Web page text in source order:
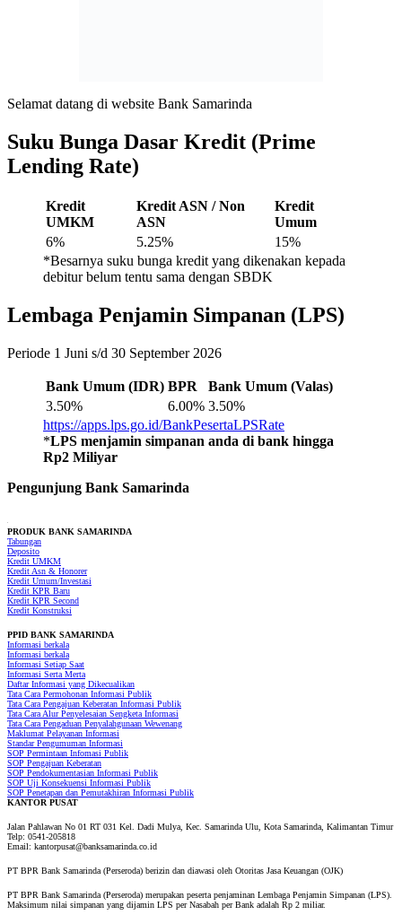
Selamat datang di website Bank Samarinda
Suku Bunga Dasar Kredit (Prime
Lending Rate)
Kredit
UMKM
Kredit ASN / Non
ASN
Kredit
Umum
6%
5.25%
15%
*Besarnya suku bunga kredit yang dikenakan kepada
debitur belum tentu sama dengan SBDK
Lembaga Penjamin Simpanan (LPS)
Periode 1 Juni s/d 30 September 2026
Bank Umum (IDR) BPR
Bank Umum (Valas)
3.50%
6.00% 3.50%
https://apps.lps.go.id/BankPesertaLPSRate
*LPS menjamin simpanan anda di bank hingga
Rp2 Miliyar
Pengunjung Bank Samarinda
PRODUK BANK SAMARINDA
Tabungan
Deposito
Kredit UMKM
Kredit Asn & Honorer
Kredit Umum/Investasi
Kredit KPR Baru
Kredit KPR Second
Kredit Konstruksi
PPID BANK SAMARINDA
Informasi berkala
Informasi berkala
Informasi Setiap Saat
Informasi Serta Merta
Daftar Informasi yang Dikecualikan
Tata Cara Permohonan Informasi Publik
Tata Cara Pengajuan Keberatan Informasi Publik
Tata Cara Alur Penyelesaian Sengketa Informasi
Tata Cara Pengaduan Penyalahgunaan Wewenang
Maklumat Pelayanan Informasi
Standar Pengumuman Informasi
SOP Permintaan Infomasi Publik
SOP Pengajuan Keberatan
SOP Pendokumentasian Informasi Publik
SOP Uji Konsekuensi Informasi Publik
SOP Penetapan dan Pemutakhiran Informasi Publik
KANTOR PUSAT
Jalan Pahlawan No 01 RT 031 Kel. Dadi Mulya, Kec. Samarinda Ulu, Kota Samarinda, Kalimantan Timur
Telp: 0541-205818
Email: kantorpusat@banksamarinda.co.id
PT BPR Bank Samarinda (Perseroda) berizin dan diawasi oleh Otoritas Jasa Keuangan (OJK)
PT BPR Bank Samarinda (Perseroda) merupakan peserta penjaminan Lembaga Penjamin Simpanan (LPS).
Maksimum nilai simpanan yang dijamin LPS per Nasabah per Bank adalah Rp 2 miliar.